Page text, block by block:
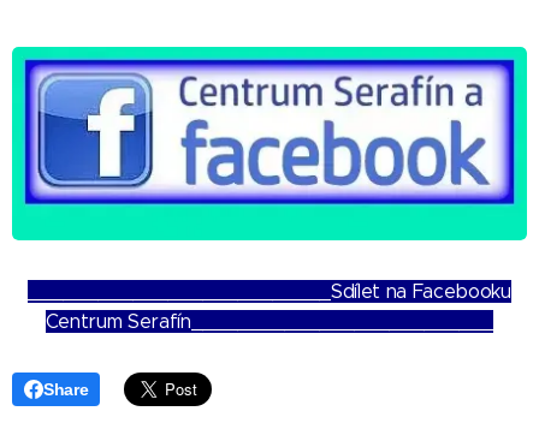
__________________________Sdílet na Facebooku
Centrum Serafín__________________________
Share